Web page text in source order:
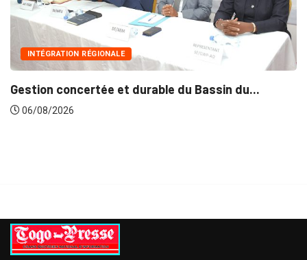
INTÉGRATION RÉGIONALE
Gestion concertée et durable du Bassin du...
06/08/2026